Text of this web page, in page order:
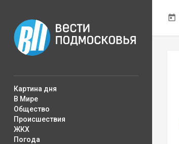
Картина дня
В Мире
Общество
Происшествия
ЖКХ
Погода